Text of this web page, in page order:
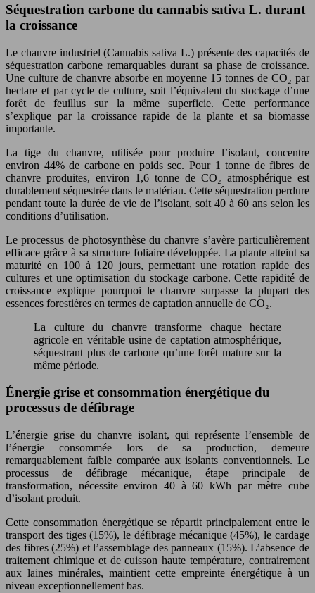
Séquestration carbone du cannabis sativa L. durant
la croissance
Le chanvre industriel (Cannabis sativa L.) présente des capacités de
séquestration carbone remarquables durant sa phase de croissance.
Une culture de chanvre absorbe en moyenne 15 tonnes de CO₂ par
hectare et par cycle de culture, soit l’équivalent du stockage d’une
forêt de feuillus sur la même superficie. Cette performance
s’explique par la croissance rapide de la plante et sa biomasse
importante.
La tige du chanvre, utilisée pour produire l’isolant, concentre
environ 44% de carbone en poids sec. Pour 1 tonne de fibres de
chanvre produites, environ 1,6 tonne de CO₂ atmosphérique est
durablement séquestrée dans le matériau. Cette séquestration perdure
pendant toute la durée de vie de l’isolant, soit 40 à 60 ans selon les
conditions d’utilisation.
Le processus de photosynthèse du chanvre s’avère particulièrement
efficace grâce à sa structure foliaire développée. La plante atteint sa
maturité en 100 à 120 jours, permettant une rotation rapide des
cultures et une optimisation du stockage carbone. Cette rapidité de
croissance explique pourquoi le chanvre surpasse la plupart des
essences forestières en termes de captation annuelle de CO₂.
La culture du chanvre transforme chaque hectare
agricole en véritable usine de captation atmosphérique,
séquestrant plus de carbone qu’une forêt mature sur la
même période.
Énergie grise et consommation énergétique du
processus de défibrage
L’énergie grise du chanvre isolant, qui représente l’ensemble de
l’énergie consommée lors de sa production, demeure
remarquablement faible comparée aux isolants conventionnels. Le
processus de défibrage mécanique, étape principale de
transformation, nécessite environ 40 à 60 kWh par mètre cube
d’isolant produit.
Cette consommation énergétique se répartit principalement entre le
transport des tiges (15%), le défibrage mécanique (45%), le cardage
des fibres (25%) et l’assemblage des panneaux (15%). L’absence de
traitement chimique et de cuisson haute température, contrairement
aux laines minérales, maintient cette empreinte énergétique à un
niveau exceptionnellement bas.